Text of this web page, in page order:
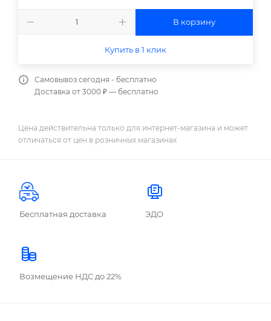
В корзину
Купить в 1 клик
Самовывоз сегодня - бесплатно
Доставка от 3000 ₽ — бесплатно
Цена действительна только для интернет-магазина и может
отличаться от цен в розничных магазинах
Бесплатная доставка ЭДО
Возмещение НДС до 22%